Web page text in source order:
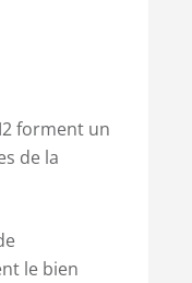
forment un
de la
le bien